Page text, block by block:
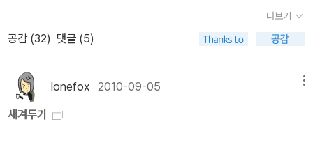
이야기가 머지 않아 본색이 드러나리라는 걸 금세 알아차렸다. 예수
는 오직 사랑만을 이야기하고, 사람들에게는 실현 불가능한 사랑을
도자인 라삐들은 오랜 세월을 살아오면서 잘 알고 있었다. 그들은 그
저 예수에 대한 환멸을 사람들에게 심어주기만 하면 되는 것이다. _
엔도 슈사쿠, <사해 부근에서>, p255 로드리고의 선택은 <침묵>에
말하지 않았다. 지금 너에게 성화를 밟아도 좋다고 말한 것처럼 유다
에게도 네가 하고 싶은 일을 이루라고 말했던 것이다. 네 발이 아픈 것
처럼 유다의 마음도 아팠을 테니까.'. _ 엔도 슈사쿠, <침묵> , p194/
206 페레이라 신부와 로드리고 신부에게 하느님은 어떤 존재였을까.
분노하는 하느님, 질투하는 하느님, 욥의 하느님, 요나의 하느님이 아
니었을까. 죄에 대해 심판하고 고통을 호소하는 이들의 기도를 들어
> 올 1분기 최고의 발견. 카탈루냐 언어로 쓴 소설을 직역했다. 15개
국 언어에 통달한 바르셀로나 대학교수 아드리아 아르데볼 박사가 만
회고록. 그러나 이야기는 14세기 말의 이탈리아 지로나의 젊은이가
저 프로이센 지방으로 도주해 단풍나무를 심어 몇 백 년이 지난 후 스
트라디바리우스 가문의 도제 가운데 한 명이 만든 바이올린이 되고,
필요가 있어져서 기존 30cm높이의 MDF박스를 빼고 40cm 높이
의 삼나무 박스를 세우려고 계획을 세운 것이다. 양 기둥 위로 4칸짜
리 책장 두개를 엎어놓았고, 그 위로 천장까지 책이 한줄 더 있었는데
그걸 다 내려야 했다. 그리고 책장을 새로 세팅하고 책을 꽂고, 오디오
는 모니터 뒷편으로 자리를 잡으니 그 자리에 있던 책 두줄을 다시 정
리해야 했고, 기존에 사용하다가 빼버린 MDF박스를 창가쪽으로 세
더보기
공감 (32) 댓글 (5)
lonefox 2010-09-05
새겨두기